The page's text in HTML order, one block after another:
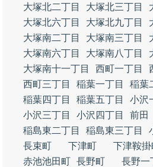
大塚北二丁目
大塚北三丁目
大塚北六丁目
大塚北九丁目
大塚南二丁目
大塚南三丁目
大塚南六丁目
大塚南八丁目
大塚南十一丁目
西町一丁目
西町三丁目
稲葉一丁目 稲葉
稲葉四丁目
稲葉五丁目 小沢
小沢三丁目
小沢四丁目 前田
稲島東二丁目
稲島東三丁目
長束町
下津町 下津鞍掛
赤池池田町 長野町 長野一